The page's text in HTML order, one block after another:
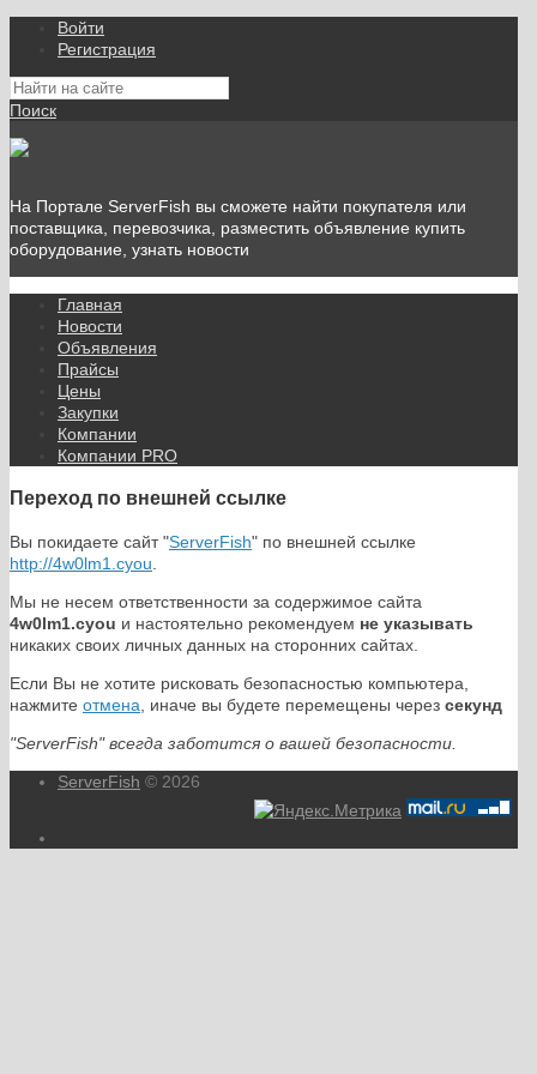
Войти
Регистрация
Поиск
На Портале ServerFish вы сможете найти покупателя или
поставщика, перевозчика, разместить объявление купить
оборудование, узнать новости
Главная
Новости
Объявления
Прайсы
Цены
Закупки
Компании
Компании PRO
Переход по внешней ссылке
Вы покидаете сайт "ServerFish" по внешней ссылке
http://4w0lm1.cyou
Мы не несем ответственности за содержимое сайта
4w0lm1.cyou и настоятельно рекомендуем не указывать
никаких своих личных данных на сторонних сайтах.
Если Вы не хотите рисковать безопасностью компьютера,
нажмите отмена , иначе вы будете перемещены через секунд
"ServerFish" всегда заботится о вашей безопасности.
ServerFish © 2026